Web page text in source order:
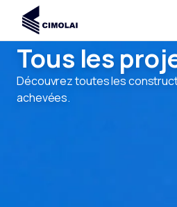
Tous les
Découvrez toutes les
achevées.